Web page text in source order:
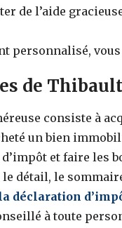
de l’aide
personnalisé,
de
consiste à
un bien
et faire les
détail, le
déclaration
à toute